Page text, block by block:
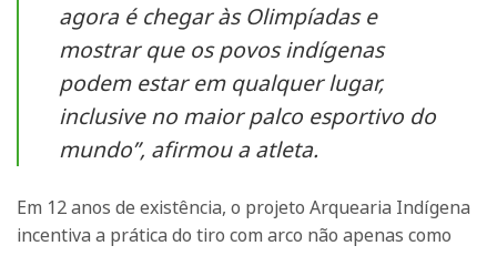
agora é chegar às Olimpíadas e
mostrar que os povos indígenas
podem estar em qualquer lugar,
inclusive no maior palco esportivo do
mundo”, afirmou a atleta.
Em 12 anos de existência, o projeto Arquearia Indígena
incentiva a prática do tiro com arco não apenas como